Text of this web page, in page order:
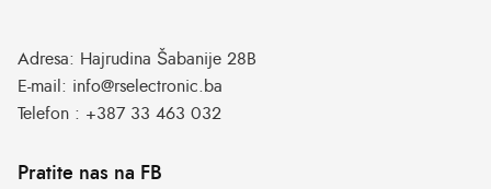
Adresa: Hajrudina Šabanije 28B
E-mail: info@rselectronic.ba
Telefon : +387 33 463 032
Pratite nas na FB